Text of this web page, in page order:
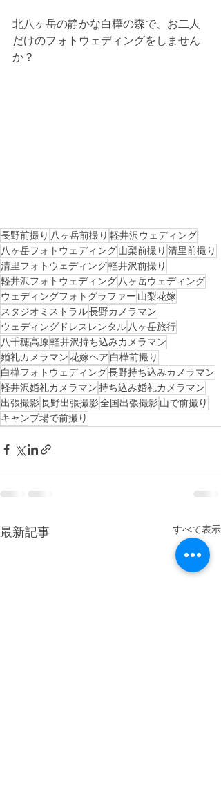
北八ヶ岳の静かな白樺の森で、お二人
だけのフォトウェディングをしません
か？
長野前撮り 八ヶ岳前撮り 軽井沢ウェディング
八ヶ岳フォトウェディング山梨前撮り 清里前撮り
清里フォトウェディング軽井沢前撮り
軽井沢フォトウェディング 八ヶ岳ウェディング
ウェディングフォトグラファー 山梨花嫁
スタジオミストラル長野カメラマン
ウェディングドレスレンタル 八ヶ岳旅行
八千穂高原軽井沢持ち込みカメラマン
婚礼カメラマン花嫁ヘア 白樺前撮り
白樺フォトウェディング長野持ち込みカメラマン
軽井沢婚礼カメラマン持ち込み婚礼カメラマン
出張撮影長野出張撮影全国出張撮影山で前撮り
キャンプ場で前撮り
最新記事 すべて表示